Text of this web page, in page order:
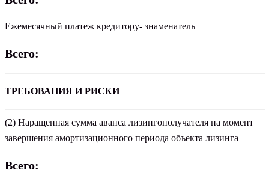
Ежемесячный платеж кредитору- знаменатель
Всего:
ТРЕБОВАНИЯ И РИСКИ
(2) Наращенная сумма аванса лизингополучателя на момент
завершения амортизационного периода объекта лизинга
Всего: